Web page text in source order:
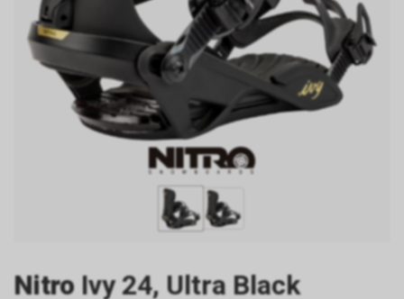
Nitro Ivy 24, Ultra Black